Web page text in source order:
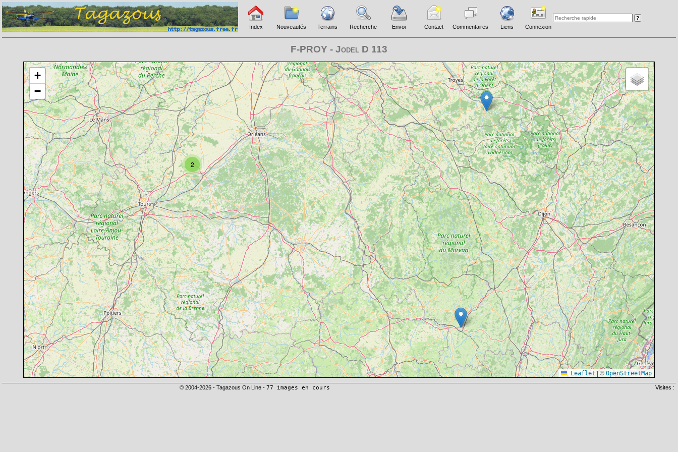
Index Nouveautés Terrains Recherche Envoi Contact Commentaires Liens Connexion
F-PROY - Jodel D 113
Chargement de la carte en cours
2
+
−
Leaflet |© OpenStreetMap
© 2004-2026 - Tagazous On Line - 77 images en cours Visites :